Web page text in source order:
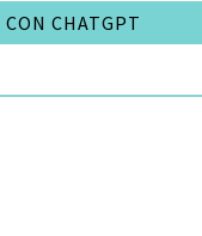
CHATGPT